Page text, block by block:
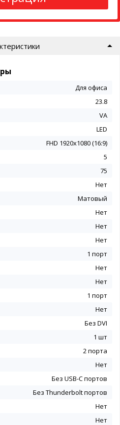
Для офиса
23.8
VA
LED
FHD 1920x1080 (16:9)
5
75
Нет
Матовый
Нет
Нет
Нет
1 порт
Нет
Нет
1 порт
Нет
Без DVI
1 шт
2 порта
Нет
Без USB-С портов
Без Thunderbolt портов
Нет
Нет